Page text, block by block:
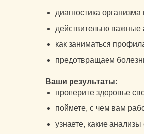
диагностика организма
действительно важные
как заниматься
предотвращаем
Ваши результаты:
проверите здоровье
поймете, с чем вам
узнаете, какие